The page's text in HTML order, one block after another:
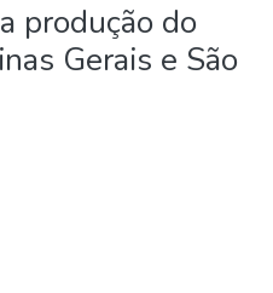
produção do
Gerais e São